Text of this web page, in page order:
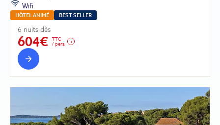
Wifi
HÔTEL ANIMÉ BEST SELLER
6 nuits dès
604€
TTC
/ pers.